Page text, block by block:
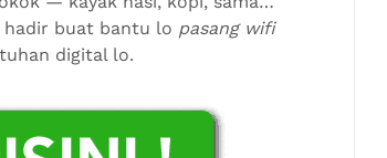
hadir buat bantu lo pasang wifi
digital lo.